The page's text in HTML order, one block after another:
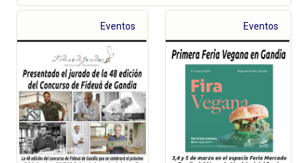
Eventos Eventos